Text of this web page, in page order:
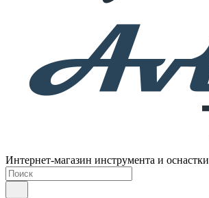
Интернет-магазин инструмента и оснастки